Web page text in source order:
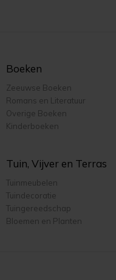
Boeken
Zeeuwse Boeken
Romans en Literatuur
Overige Boeken
Kinderboeken
Tuin, Vijver en Terras
Tuinmeubelen
Tuindecoratie
Tuingereedschap
Bloemen en Planten